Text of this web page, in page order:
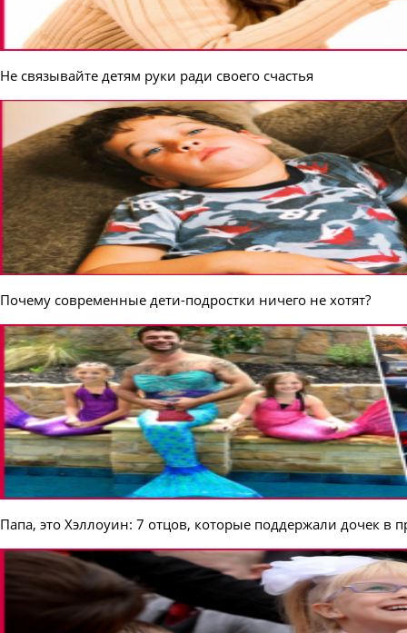
Не связывайте детям руки ради своего счастья
Почему современные дети-подростки ничего не хотят?
Папа, это Хэллоуин: 7 отцов, которые поддержали дочек в